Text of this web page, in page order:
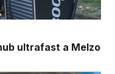
ultrafast a Melzo